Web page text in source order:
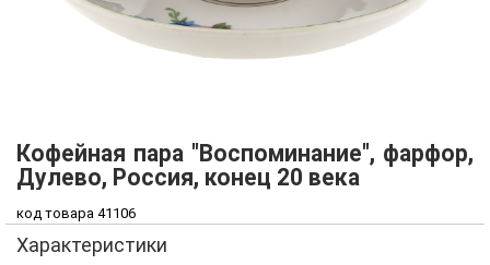
Кофейная пара "Воспоминание", фарфор,
Дулево, Россия, конец 20 века
код товара 41106
Характеристики